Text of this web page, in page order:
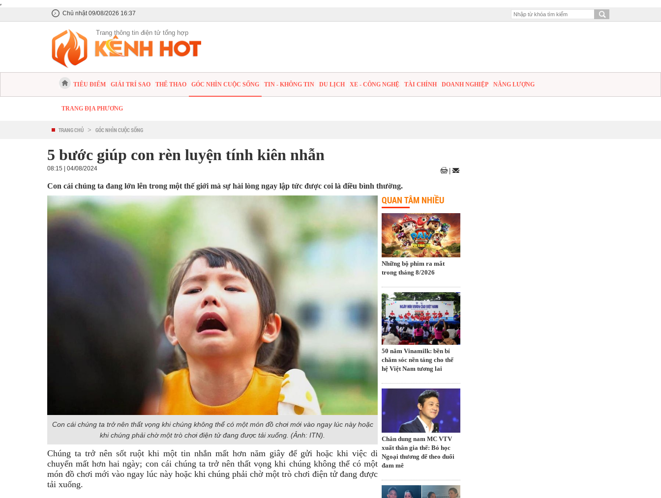
Chủ nhật 09/08/2026 16:37
Trang thông tin điện tử tổng hợp
TIÊU ĐIỂM GIẢI TRÍ SAO THỂ THAO GÓC NHÌN CUỘC SỐNG TIN - KHÔNG TIN DU LỊCH XE - CÔNG NGHỆ TÀI CHÍNH DOANH NGHIỆP NĂNG LƯỢNG
TRANG ĐỊA PHƯƠNG
TRANG CHỦ > GÓC NHÌN CUỘC SỐNG
5 bước giúp con rèn luyện tính kiên nhẫn
08:15 | 04/08/2024
Con cái chúng ta đang lớn lên trong một thế giới mà sự hài lòng ngay lập tức được coi là điều bình thường.
Con cái chúng ta trở nên thất vọng khi chúng không thể có một món đồ chơi mới vào ngay lúc này hoặc
khi chúng phải chờ một trò chơi điện tử đang được tải xuống. (Ảnh: ITN).
Chúng ta trở nên sốt ruột khi một tin nhắn mất hơn năm giây để gửi hoặc khi việc di
chuyển mất hơn hai ngày; con cái chúng ta trở nên thất vọng khi chúng không thể có một
món đồ chơi mới vào ngay lúc này hoặc khi chúng phải chờ một trò chơi điện tử đang được
tải xuống.
QUAN TÂM NHIỀU
Những bộ phim ra mắt
trong tháng 8/2026
50 năm Vinamilk: bền bỉ
chăm sóc nền tảng cho thế
hệ Việt Nam tương lai
Chân dung nam MC VTV
xuất thân gia thế: Bỏ học
Ngoại thương để theo đuổi
đam mê